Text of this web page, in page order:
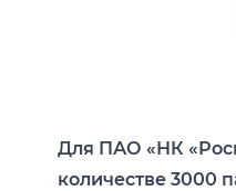
Для ПАО «НК
количестве 3000